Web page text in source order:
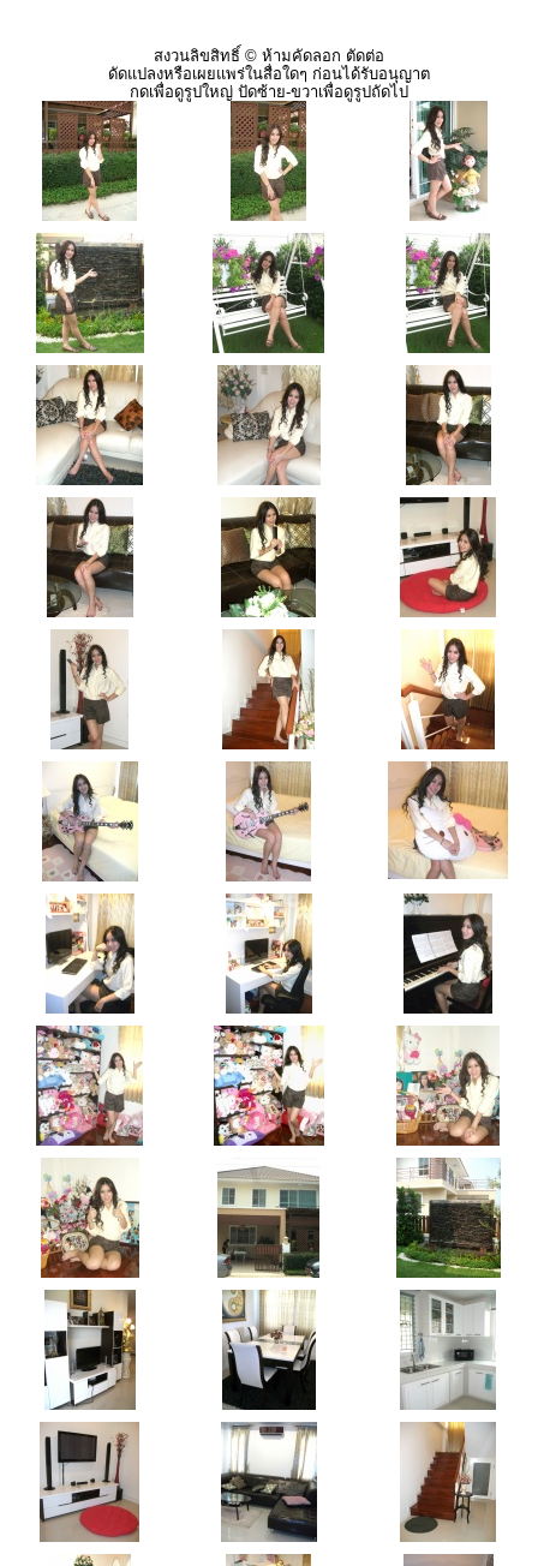
สงวนลิขสิทธิ์ © ห้ามคัดลอก ตัดต่อ
ดัดแปลงหรือเผยแพร่ในสื่อใดๆ ก่อนได้รับอนุญาต
กดเพื่อดูรูปใหญ่ ปัดซ้าย-ขวาเพื่อดูรูปถัดไป